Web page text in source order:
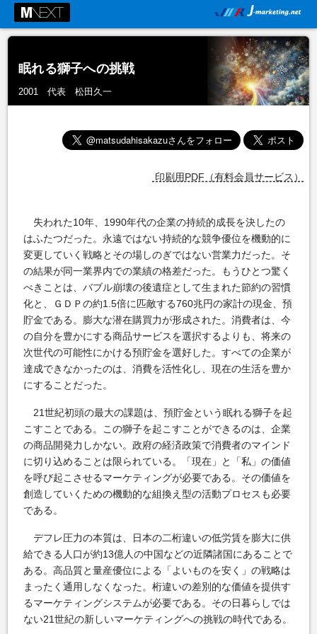
眠れる獅子への挑戦
2001 代表 松田久一
印刷用PDF（有料会員サービス）
失われた10年、1990年代の企業の持続的成長を決したの
はふたつだった。永遠ではない持続的な競争優位を機動的に
変更していく戦略とその場しのぎではない営業力だった。そ
の結果が同一業界内での業績の格差だった。もうひとつ驚く
べきことは、バブル崩壊の後遺症として生まれた節約の習慣
化と、ＧＤＰの約1.5倍に匹敵する760兆円の家計の現金、預
貯金である。膨大な潜在購買力が形成された。消費者は、今
の自分を豊かにする商品サービスを選択するよりも、将来の
次世代の可能性にかける預貯金を選好した。すべての企業が
達成できなかったのは、消費を活性化し、現在の生活を豊か
にすることだった。
21世紀初頭の最大の課題は、預貯金という眠れる獅子を起
こすことである。この獅子を起こすことができるのは、企業
の商品開発力しかない。政府の経済政策で消費者のマインド
に切り込めることは限られている。「現在」と「私」の価値
を呼び起こさせるマーケティングが必要である。その価値を
創造していくための機動的な組換え型の活動プロセスも必要
である。
デフレ圧力の本質は、日本の二桁違いの低労賃を膨大に供
給できる人口が約13億人の中国などの近隣諸国にあることで
ある。高品質と量産優位による「よいものを安く」の戦略は
まったく通用しなくなった。桁違いの差別的な価値を提供す
るマーケティングシステムが必要である。その日暮らしでは
ない21世紀の新しいマーケティングへの挑戦の時代である。